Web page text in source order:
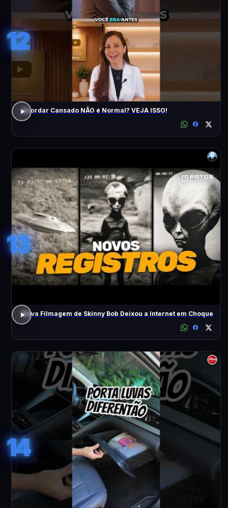
12
Acordar Cansado NÃO é Normal? VEJA ISSO!
13
Nova Filmagem de Skinny Bob Deixou a Internet em Choque
14